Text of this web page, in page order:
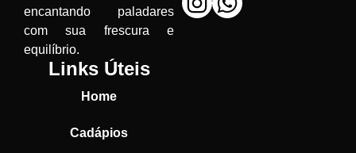
encantando paladares
com sua frescura e
equilíbrio.
Links Úteis
Home
Cadápios